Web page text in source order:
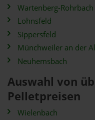
Wartenberg-Rohrbach
Lohnsfeld
Sippersfeld
Münchweiler an der
Neuhemsbach
Auswahl von
Pelletpreisen
Wielenbach